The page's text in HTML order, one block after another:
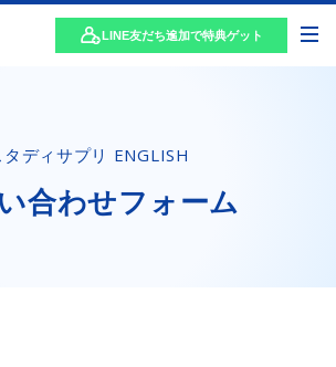
LINE友だち追加で特典ゲット
タディサプリ ENGLISH
合わせフォーム